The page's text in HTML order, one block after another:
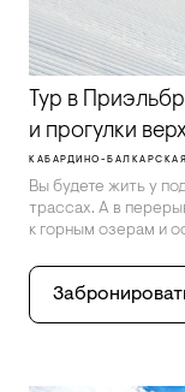
Тур в
и прогулки
КАБАРДИНО-
Вы будете жить у
трассах. А в
к горным озерам и